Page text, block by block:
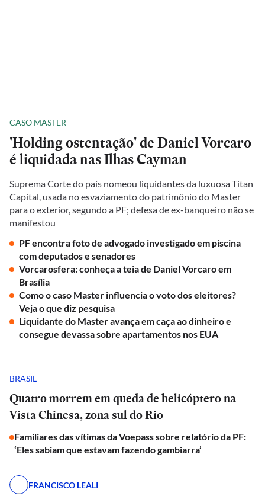
CASO MASTER
'Holding ostentação' de Daniel Vorcaro
é liquidada nas Ilhas Cayman
Suprema Corte do país nomeou liquidantes da luxuosa Titan
Capital, usada no esvaziamento do patrimônio do Master
para o exterior, segundo a PF; defesa de ex-banqueiro não se
manifestou
PF encontra foto de advogado investigado em piscina
com deputados e senadores
Vorcarosfera: conheça a teia de Daniel Vorcaro em
Brasília
Como o caso Master influencia o voto dos eleitores?
Veja o que diz pesquisa
Liquidante do Master avança em caça ao dinheiro e
consegue devassa sobre apartamentos nos EUA
BRASIL
Quatro morrem em queda de helicóptero na
Vista Chinesa, zona sul do Rio
Familiares das vítimas da Voepass sobre relatório da PF:
‘Eles sabiam que estavam fazendo gambiarra’
FRANCISCO LEALI